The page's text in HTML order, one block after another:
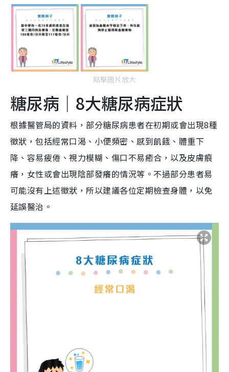
點擊圖片放大
糖尿病｜8大糖尿病症狀
根據醫管局的資料，部分糖尿病患者在初期或會出現8種
徵狀，包括經常口渴、小便頻密、感到飢餓、體重下
降、容易疲倦、視力模糊、傷口不易癒合，以及皮膚痕
癢，女性或會出現陰部發癢的情況等。不過部分患者易
可能沒有上述徵狀，所以建議各位定期檢查身體，以免
延誤醫治。